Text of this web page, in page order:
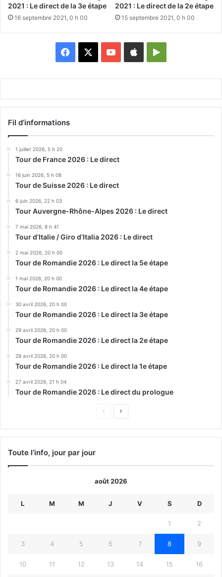
2021 : Le direct de la 3e étape
16 septembre 2021, 0 h 00
2021 : Le direct de la 2e étape
15 septembre 2021, 0 h 00
Facebook YouTubeAppleGoogle
Fil d’informations
1 juillet 2026, 5 h 20
Tour de France 2026 : Le direct
16 juin 2026, 5 h 08
Tour de Suisse 2026 : Le direct
6 juin 2026, 22 h 03
Tour Auvergne-Rhône-Alpes 2026 : Le direct
7 mai 2026, 8 h 41
Tour d’Italie / Giro d’Italia 2026 : Le direct
2 mai 2026, 20 h 00
Tour de Romandie 2026 : Le direct la 5e étape
1 mai 2026, 20 h 00
Tour de Romandie 2026 : Le direct la 4e étape
30 avril 2026, 20 h 00
Tour de Romandie 2026 : Le direct la 3e étape
29 avril 2026, 20 h 00
Tour de Romandie 2026 : Le direct la 2e étape
28 avril 2026, 20 h 00
Tour de Romandie 2026 : Le direct la 1e étape
27 avril 2026, 21 h 04
Tour de Romandie 2026 : Le direct du prologue
Page
Page
Toute l’info, jour par jour
août 2026
L M M J V S D
1 2
3 4 5 6 7 8 9
10 11 12 13 14 15 16